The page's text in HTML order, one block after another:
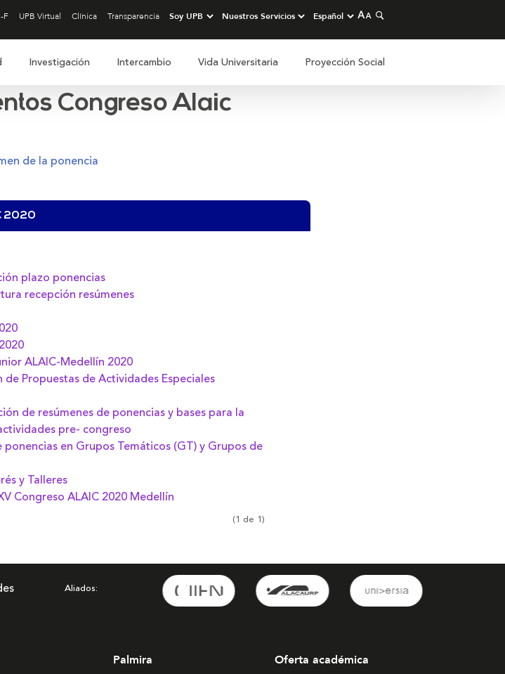
F UPB Virtual Clínica Transparencia
Investigación Intercambio Vida Universitaria Proyección Social
Congreso Alaic
de la ponencia
2020
plazo ponencias
recepción resúmenes
ALAIC-Medellín 2020
Propuestas de Actividades Especiales
de resúmenes de ponencias y bases para la
pre- congreso
en Grupos Temáticos (GT) y Grupos de
y Talleres
Congreso ALAIC 2020 Medellín
(1 de 1)
Aliados
Palmira
Oferta académica